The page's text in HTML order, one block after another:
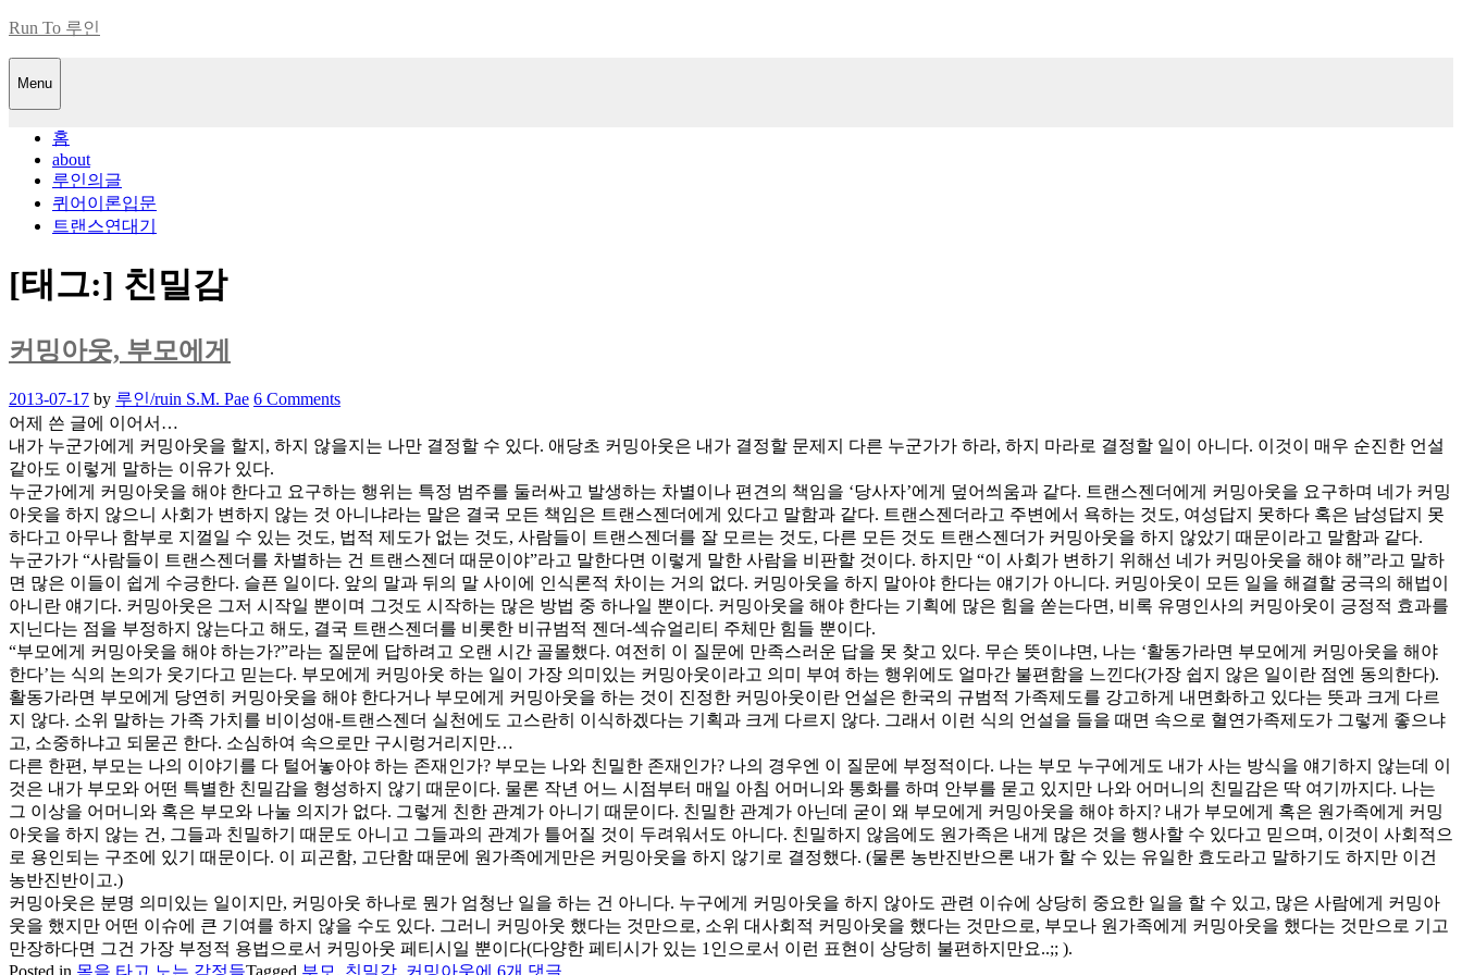
Skip
content
Run To 루인
Menu
홈
about
루인의글
퀴어이론입문
트랜스연대기
[태그:] 친밀감
커밍아웃, 부모에게
Posted
on
2013-07-17 by 루인/ruin S.M. Pae 6 Comments
어제 쓴 글에 이어서…
내가 누군가에게 커밍아웃을 할지, 하지 않을지는 나만 결정할 수 있다. 애당초 커밍아웃은 내가 결정할 문제지 다른 누군가가 하라, 하지 마라로 결정할 일이 아니다. 이것이 매우 순진한 언설
같아도 이렇게 말하는 이유가 있다.
누군가에게 커밍아웃을 해야 한다고 요구하는 행위는 특정 범주를 둘러싸고 발생하는 차별이나 편견의 책임을 ‘당사자’에게 덮어씌움과 같다. 트랜스젠더에게 커밍아웃을 요구하며 네가 커밍
아웃을 하지 않으니 사회가 변하지 않는 것 아니냐라는 말은 결국 모든 책임은 트랜스젠더에게 있다고 말함과 같다. 트랜스젠더라고 주변에서 욕하는 것도, 여성답지 못하다 혹은 남성답지 못
하다고 아무나 함부로 지껄일 수 있는 것도, 법적 제도가 없는 것도, 사람들이 트랜스젠더를 잘 모르는 것도, 다른 모든 것도 트랜스젠더가 커밍아웃을 하지 않았기 때문이라고 말함과 같다.
누군가가 “사람들이 트랜스젠더를 차별하는 건 트랜스젠더 때문이야”라고 말한다면 이렇게 말한 사람을 비판할 것이다. 하지만 “이 사회가 변하기 위해선 네가 커밍아웃을 해야 해”라고 말하
면 많은 이들이 쉽게 수긍한다. 슬픈 일이다. 앞의 말과 뒤의 말 사이에 인식론적 차이는 거의 없다. 커밍아웃을 하지 말아야 한다는 얘기가 아니다. 커밍아웃이 모든 일을 해결할 궁극의 해법이
아니란 얘기다. 커밍아웃은 그저 시작일 뿐이며 그것도 시작하는 많은 방법 중 하나일 뿐이다. 커밍아웃을 해야 한다는 기획에 많은 힘을 쏟는다면, 비록 유명인사의 커밍아웃이 긍정적 효과를
지닌다는 점을 부정하지 않는다고 해도, 결국 트랜스젠더를 비롯한 비규범적 젠더-섹슈얼리티 주체만 힘들 뿐이다.
“부모에게 커밍아웃을 해야 하는가?”라는 질문에 답하려고 오랜 시간 골몰했다. 여전히 이 질문에 만족스러운 답을 못 찾고 있다. 무슨 뜻이냐면, 나는 ‘활동가라면 부모에게 커밍아웃을 해야
한다’는 식의 논의가 웃기다고 믿는다. 부모에게 커밍아웃 하는 일이 가장 의미있는 커밍아웃이라고 의미 부여 하는 행위에도 얼마간 불편함을 느낀다(가장 쉽지 않은 일이란 점엔 동의한다).
활동가라면 부모에게 당연히 커밍아웃을 해야 한다거나 부모에게 커밍아웃을 하는 것이 진정한 커밍아웃이란 언설은 한국의 규범적 가족제도를 강고하게 내면화하고 있다는 뜻과 크게 다르
지 않다. 소위 말하는 가족 가치를 비이성애-트랜스젠더 실천에도 고스란히 이식하겠다는 기획과 크게 다르지 않다. 그래서 이런 식의 언설을 들을 때면 속으로 혈연가족제도가 그렇게 좋으냐
고, 소중하냐고 되묻곤 한다. 소심하여 속으로만 구시렁거리지만…
다른 한편, 부모는 나의 이야기를 다 털어놓아야 하는 존재인가? 부모는 나와 친밀한 존재인가? 나의 경우엔 이 질문에 부정적이다. 나는 부모 누구에게도 내가 사는 방식을 얘기하지 않는데 이
것은 내가 부모와 어떤 특별한 친밀감을 형성하지 않기 때문이다. 물론 작년 어느 시점부터 매일 아침 어머니와 통화를 하며 안부를 묻고 있지만 나와 어머니의 친밀감은 딱 여기까지다. 나는
그 이상을 어머니와 혹은 부모와 나눌 의지가 없다. 그렇게 친한 관계가 아니기 때문이다. 친밀한 관계가 아닌데 굳이 왜 부모에게 커밍아웃을 해야 하지? 내가 부모에게 혹은 원가족에게 커밍
아웃을 하지 않는 건, 그들과 친밀하기 때문도 아니고 그들과의 관계가 틀어질 것이 두려워서도 아니다. 친밀하지 않음에도 원가족은 내게 많은 것을 행사할 수 있다고 믿으며, 이것이 사회적으
로 용인되는 구조에 있기 때문이다. 이 피곤함, 고단함 때문에 원가족에게만은 커밍아웃을 하지 않기로 결정했다. (물론 농반진반으론 내가 할 수 있는 유일한 효도라고 말하기도 하지만 이건
농반진반이고.)
커밍아웃은 분명 의미있는 일이지만, 커밍아웃 하나로 뭔가 엄청난 일을 하는 건 아니다. 누구에게 커밍아웃을 하지 않아도 관련 이슈에 상당히 중요한 일을 할 수 있고, 많은 사람에게 커밍아
웃을 했지만 어떤 이슈에 큰 기여를 하지 않을 수도 있다. 그러니 커밍아웃 했다는 것만으로, 소위 대사회적 커밍아웃을 했다는 것만으로, 부모나 원가족에게 커밍아웃을 했다는 것만으로 기고
만장하다면 그건 가장 부정적 용법으로서 커밍아웃 페티시일 뿐이다(다양한 페티시가 있는 1인으로서 이런 표현이 상당히 불편하지만요..;; ).
커